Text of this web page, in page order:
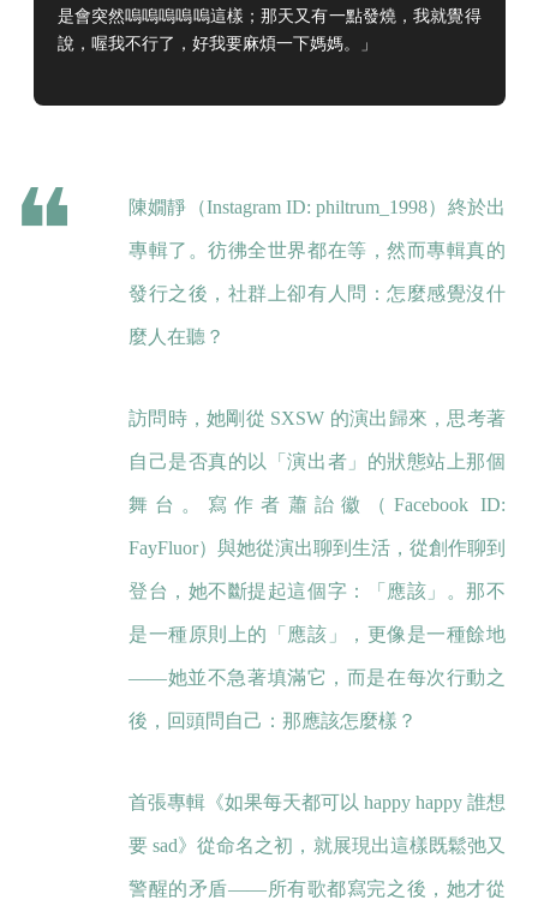
是會突然嗚嗚嗚嗚嗚這樣；那天又有一點發燒，我就覺得
說，喔我不行了，好我要麻煩一下媽媽。」
陳嫺靜（Instagram ID: philtrum_1998）終於出
專輯了。彷彿全世界都在等，然而專輯真的
發行之後，社群上卻有人問：怎麼感覺沒什
麼人在聽？
訪問時，她剛從 SXSW 的演出歸來，思考著
自己是否真的以「演出者」的狀態站上那個
舞台。寫作者蕭詒徽（Facebook ID:
FayFluor）與她從演出聊到生活，從創作聊到
登台，她不斷提起這個字：「應該」。那不
是一種原則上的「應該」，更像是一種餘地
——她並不急著填滿它，而是在每次行動之
後，回頭問自己：那應該怎麼樣？
首張專輯《如果每天都可以 happy happy 誰想
要 sad》從命名之初，就展現出這樣既鬆弛又
警醒的矛盾——所有歌都寫完之後，她才從